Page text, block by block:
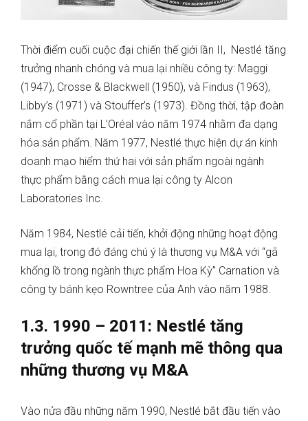
Thời điểm cuối cuộc đại chiến thế giới lần II, Nestlé tăng
trưởng nhanh chóng và mua lại nhiều công ty: Maggi
(1947), Crosse & Blackwell (1950), và Findus (1963),
Libby’s (1971) và Stouffer’s (1973). Đồng thời, tập đoàn
nắm cổ phần tại L’Oréal vào năm 1974 nhằm đa dạng
hóa sản phẩm. Năm 1977, Nestlé thực hiện dự án kinh
doanh mạo hiểm thứ hai với sản phẩm ngoài ngành
thực phẩm bằng cách mua lại công ty Alcon
Laboratories Inc.
Năm 1984, Nestlé cải tiến, khởi động những hoạt động
mua lại, trong đó đáng chú ý là thương vụ M&A với “gã
khổng lồ trong ngành thực phẩm Hoa Kỳ” Carnation và
công ty bánh kẹo Rowntree của Anh vào năm 1988.
1.3. 1990 – 2011: Nestlé tăng
trưởng quốc tế mạnh mẽ thông qua
những thương vụ M&A
Vào nửa đầu những năm 1990, Nestlé bắt đầu tiến vào